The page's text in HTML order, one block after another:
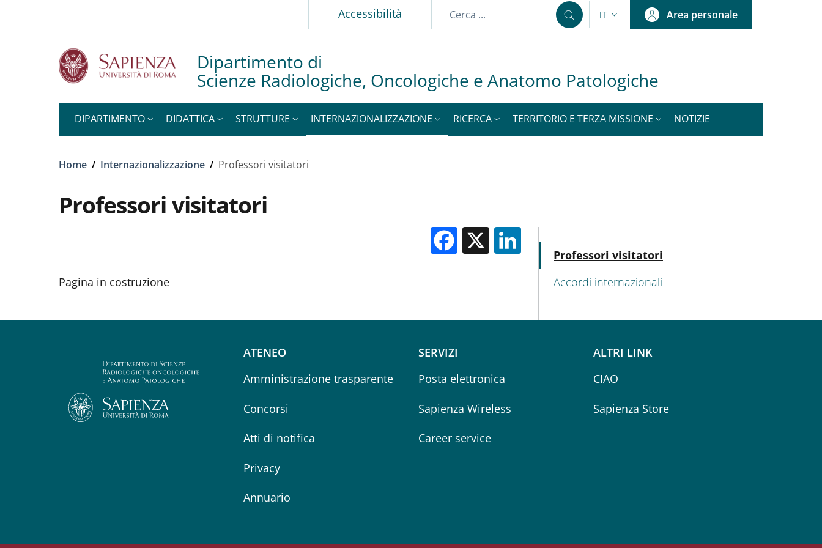
Accessibilità SELETTORE LINGUA: CURRENT LANGUAGE
IT Area personale
Dipartimento di
Scienze Radiologiche, Oncologiche e Anatomo Patologiche
DIPARTIMENTO DIDATTICA STRUTTURE INTERNAZIONALIZZAZIONE RICERCA TERRITORIO E TERZA MISSIONE NOTIZIE
Briciole di pane
Home / Internazionalizzazione / Professori visitatori
Professori visitatori
Facebook
X LinkedIn
Pagina in costruzione
MENU CEV SECOND NAVIGATION
Professori visitatori
Accordi internazionali
Footer menu
ATENEO
Amministrazione trasparente
Concorsi
Atti di notifica
Privacy
Annuario
SERVIZI
Posta elettronica
Sapienza Wireless
Career service
ALTRI LINK
CIAO
Sapienza Store